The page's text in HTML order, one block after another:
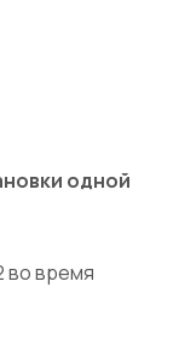
одной
во время